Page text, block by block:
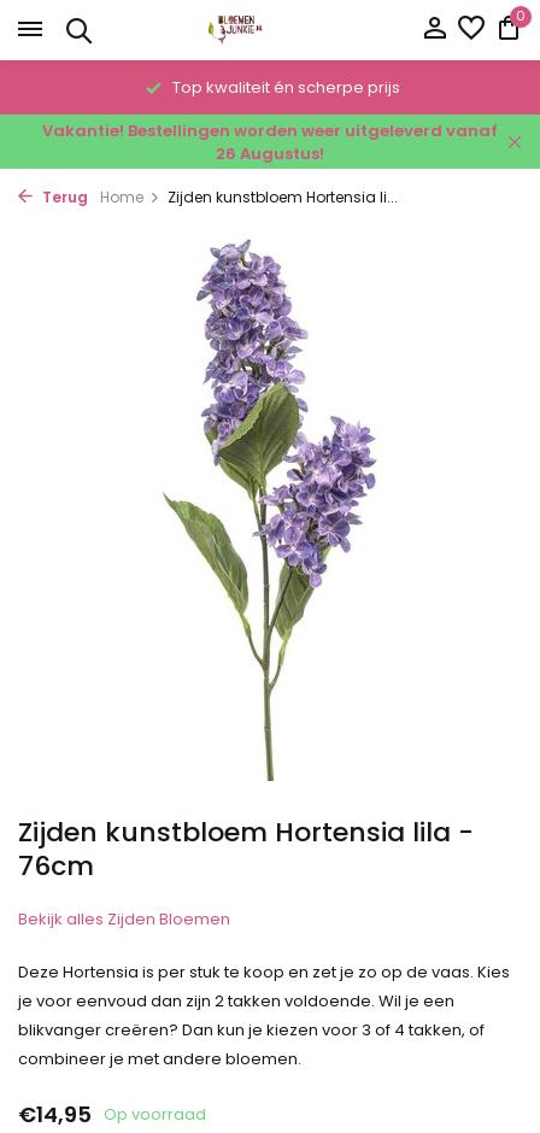
0
Top kwaliteit én scherpe prijs
Vakantie! Bestellingen worden weer uitgeleverd vanaf
26 Augustus!
Terug Home Zijden kunstbloem Hortensia li...
Zijden kunstbloem Hortensia lila -
76cm
Bekijk alles Zijden Bloemen
Deze Hortensia is per stuk te koop en zet je zo op de vaas. Kies
je voor eenvoud dan zijn 2 takken voldoende. Wil je een
blikvanger creëren? Dan kun je kiezen voor 3 of 4 takken, of
combineer je met andere bloemen.
€14,95 Op voorraad